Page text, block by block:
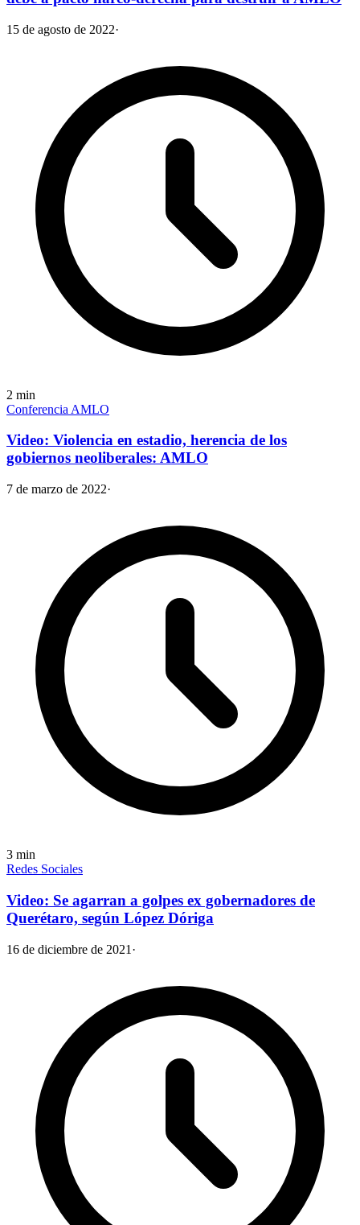
15 de agosto de 2022·
2 min
Conferencia AMLO
Video: Violencia en estadio, herencia de los
gobiernos neoliberales: AMLO
7 de marzo de 2022·
3 min
Redes Sociales
Video: Se agarran a golpes ex gobernadores de
Querétaro, según López Dóriga
16 de diciembre de 2021 ·